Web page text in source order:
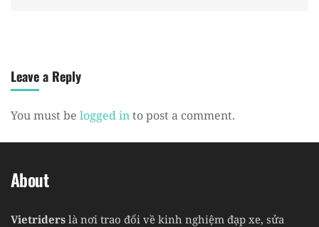
Leave a Reply
You must be logged into post a comment.
About
Vietriders là nơi trao đổi về kinh nghiệm đạp xe, sửa